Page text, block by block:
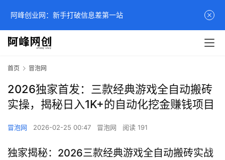
首页 冒泡网
2026独家首发：三款经典游戏全自动搬砖
实操，揭秘日入1K+的自动化挖金赚钱项目
冒泡网 2026-02-25 00:47 冒泡网 阅读 191
独家揭秘：2026三款经典游戏全自动搬砖实战
阿峰创业网：新手打破信息差第一站